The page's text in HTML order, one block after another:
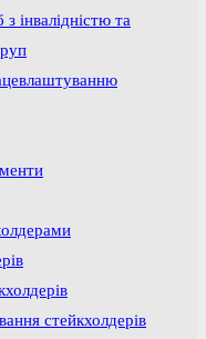
інвалідністю та
стейкхолдерів